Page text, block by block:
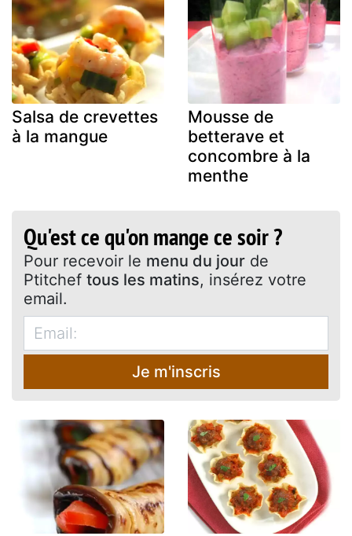
Salsa de crevettes
à la mangue
Mousse de
betterave et
concombre à la
menthe
Qu'est ce qu'on mange ce soir ?
Pour recevoir le menu du jour de
Ptitchef tous les matins, insérez votre
email.
Je m'inscris